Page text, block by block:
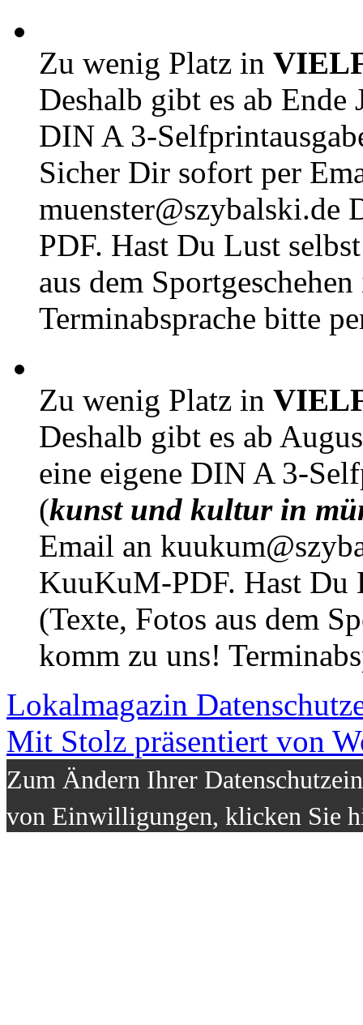
Zu wenig Platz in
Deshalb gibt es ab Ende
DIN A 3-
Sicher Dir sofort per
muenster@szybalski.de
PDF. Hast Du Lust
aus dem
Terminabsprache bitte
Zu wenig Platz in
Deshalb gibt es ab
eine eigene DIN A 3-
(kunst und kultur in
Email an
KuuKuM-PDF. Hast Du
(Texte, Fotos aus dem
komm zu uns!
Lokalmagazin
Mit Stolz präsentiert von
Zum Ändern Ihrer
von Einwilligungen, klicken Sie